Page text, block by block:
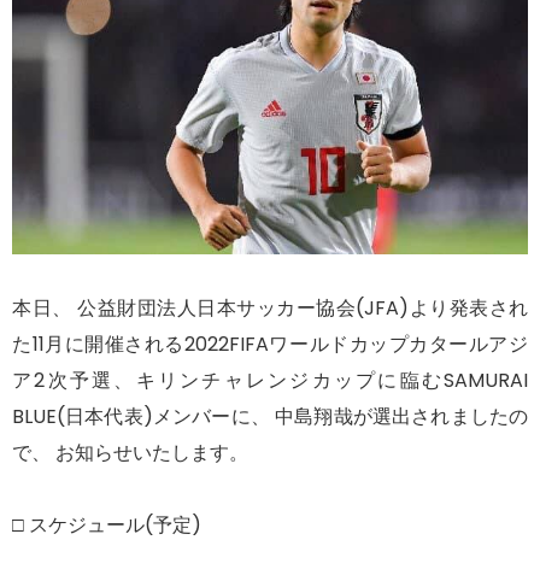
本日、 公益財団法人日本サッカー協会(JFA)より発表され
た11月に開催される2022FIFAワールドカップカタールアジ
ア2次予選、キリンチャレンジカップに臨むSAMURAI
BLUE(日本代表)メンバーに、 中島翔哉が選出されましたの
で、 お知らせいたします。
□ スケジュール(予定)